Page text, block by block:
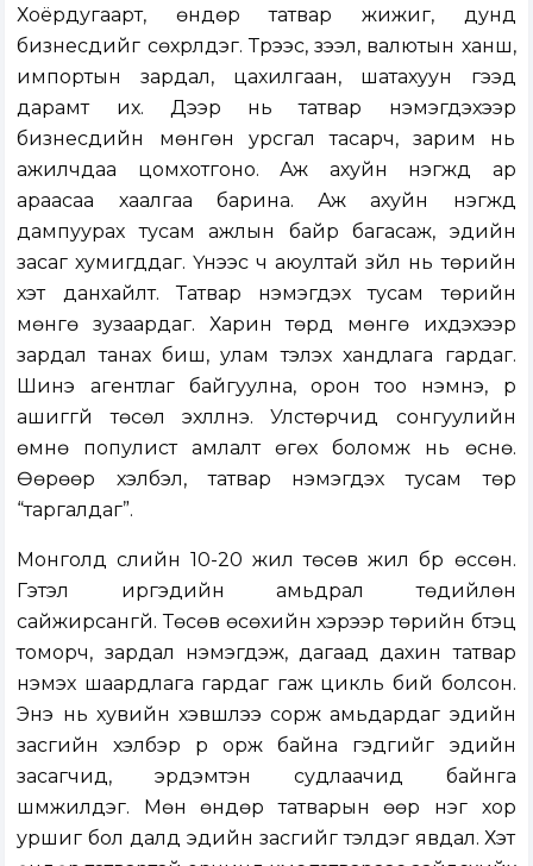
Хоёрдугаарт, өндөр татвар жижиг, дунд
бизнесүүдийг сөхрүүлдэг. Түрээс, зээл, валютын ханш,
импортын зардал, цахилгаан, шатахуун гээд
дарамт их. Дээр нь татвар нэмэгдэхээр
бизнесүүдийн мөнгөн урсгал тасарч, зарим нь
ажилчдаа цомхотгоно. Аж ахуйн нэгжүүд ар
араасаа хаалгаа барина. Аж ахуйн нэгжүүд
дампуурах тусам ажлын байр багасаж, эдийн
засаг хумигддаг. Үүнээс ч аюултай зүйл нь төрийн
хэт данхайлт. Татвар нэмэгдэх тусам төрийн
мөнгө зузаардаг. Харин төрд мөнгө ихдэхээр
зардал танах биш, улам тэлэх хандлага гардаг.
Шинэ агентлаг байгуулна, орон тоо нэмнэ, үр
ашиггүй төсөл эхлүүлнэ. Улстөрчид сонгуулийн
өмнө популист амлалт өгөх боломж нь өснө.
Өөрөөр хэлбэл, татвар нэмэгдэх тусам төр
“таргалдаг”.
Монголд сүүлийн 10-20 жил төсөв жил бүр өссөн.
Гэтэл иргэдийн амьдрал төдийлөн
сайжирсангүй. Төсөв өсөхийн хэрээр төрийн бүтэц
томорч, зардал нэмэгдэж, дагаад дахин татвар
нэмэх шаардлага гардаг гаж цикль бий болсон.
Энэ нь хувийн хэвшлээ сорж амьдардаг эдийн
засгийн хэлбэр рүү орж байна гэдгийг эдийн
засагчид, эрдэмтэн судлаачид байнга
шүүмжилдэг. Мөн өндөр татварын өөр нэг хор
уршиг бол далд эдийн засгийг тэлдэг явдал. Хэт